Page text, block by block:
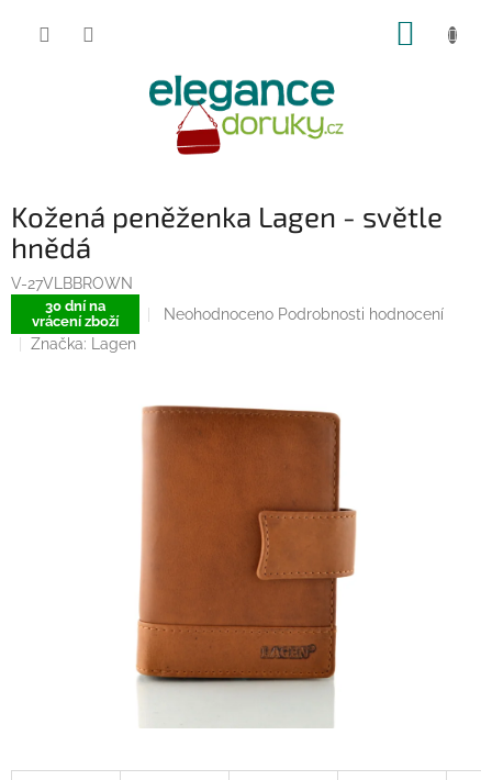
Kožená peněženka Lagen - světle
hnědá
V-27VLBBROWN
30 dní na
vrácení zboží
Průměrné
z
Neohodnoceno Podrobnosti hodnocení
Značka: Lagen